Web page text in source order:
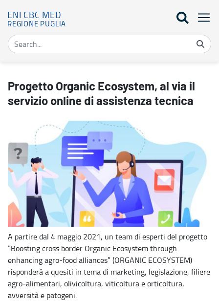
ENI CBC MED
REGIONE PUGLIA
Progetto Organic Ecosystem, al via il
servizio online di assistenza tecnica
A partire dal 4 maggio 2021, un team di esperti del progetto
“Boosting cross border Organic Ecosystem through
enhancing agro-food alliances” (ORGANIC ECOSYSTEM)
risponderà a quesiti in tema di marketing, legislazione, filiere
agro-alimentari, olivicoltura, viticoltura e orticoltura,
avversità e patogeni.